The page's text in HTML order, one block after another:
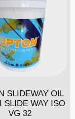
SLIDEWAY OIL
SLIDE WAY ISO
VG 32